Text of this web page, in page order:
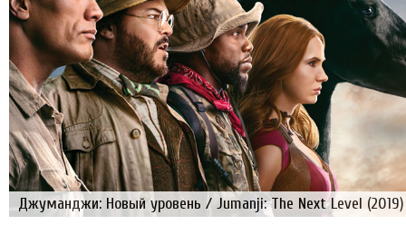
Джуманджи: Новый уровень / Jumanji: The Next Level (2019)